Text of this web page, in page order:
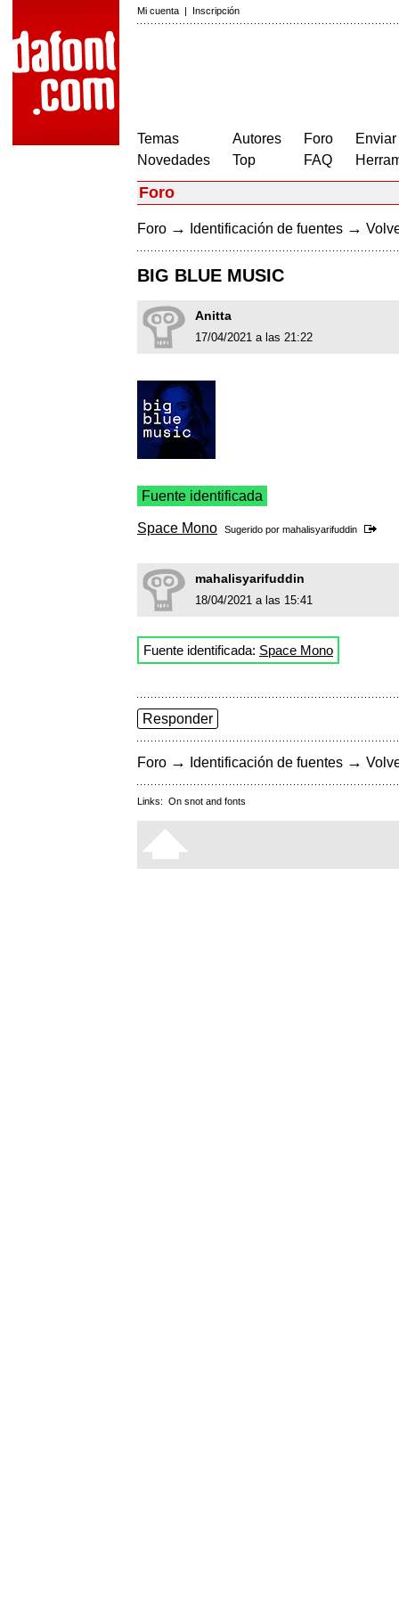
Mi cuenta | Inscripción
Temas
Novedades
Autores
Top
Foro
FAQ
Foro
Foro → Identificación de fuentes →
BIG BLUE MUSIC
Anitta
17/04/2021 a las 21:22
Fuente identificada
Space Mono Sugerido por mahalisyarifuddin
mahalisyarifuddin
18/04/2021 a las 15:41
Fuente identificada: Space Mono
Responder
Foro → Identificación de fuentes →
Links: On snot and fonts